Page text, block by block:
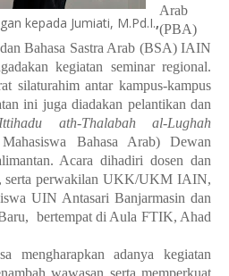
kepada Jumiati, M.Pd.I.,
Arab
(PBA)
Bahasa Sastra Arab (BSA) IAIN
kegiatan seminar regional.
silaturahim antar kampus-kampus
ini juga diadakan pelantikan dan
Ittihadu ath-Thalabah al-Lughah
Bahasa Arab) Dewan
Acara dihadiri dosen dan
serta perwakilan UKK/UKM IAIN,
UIN Antasari Banjarmasin dan
bertempat di Aula FTIK, Ahad
mengharapkan adanya kegiatan
wawasan serta memperkuat